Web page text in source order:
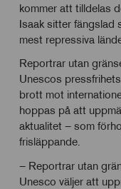
kommer att tilldelas
Isaak sitter fängslad
mest repressiva
Reportrar utan
Unescos
brott mot
hoppas på att
aktualitet – som
frisläppande.
– Reportrar utan
Unesco väljer att